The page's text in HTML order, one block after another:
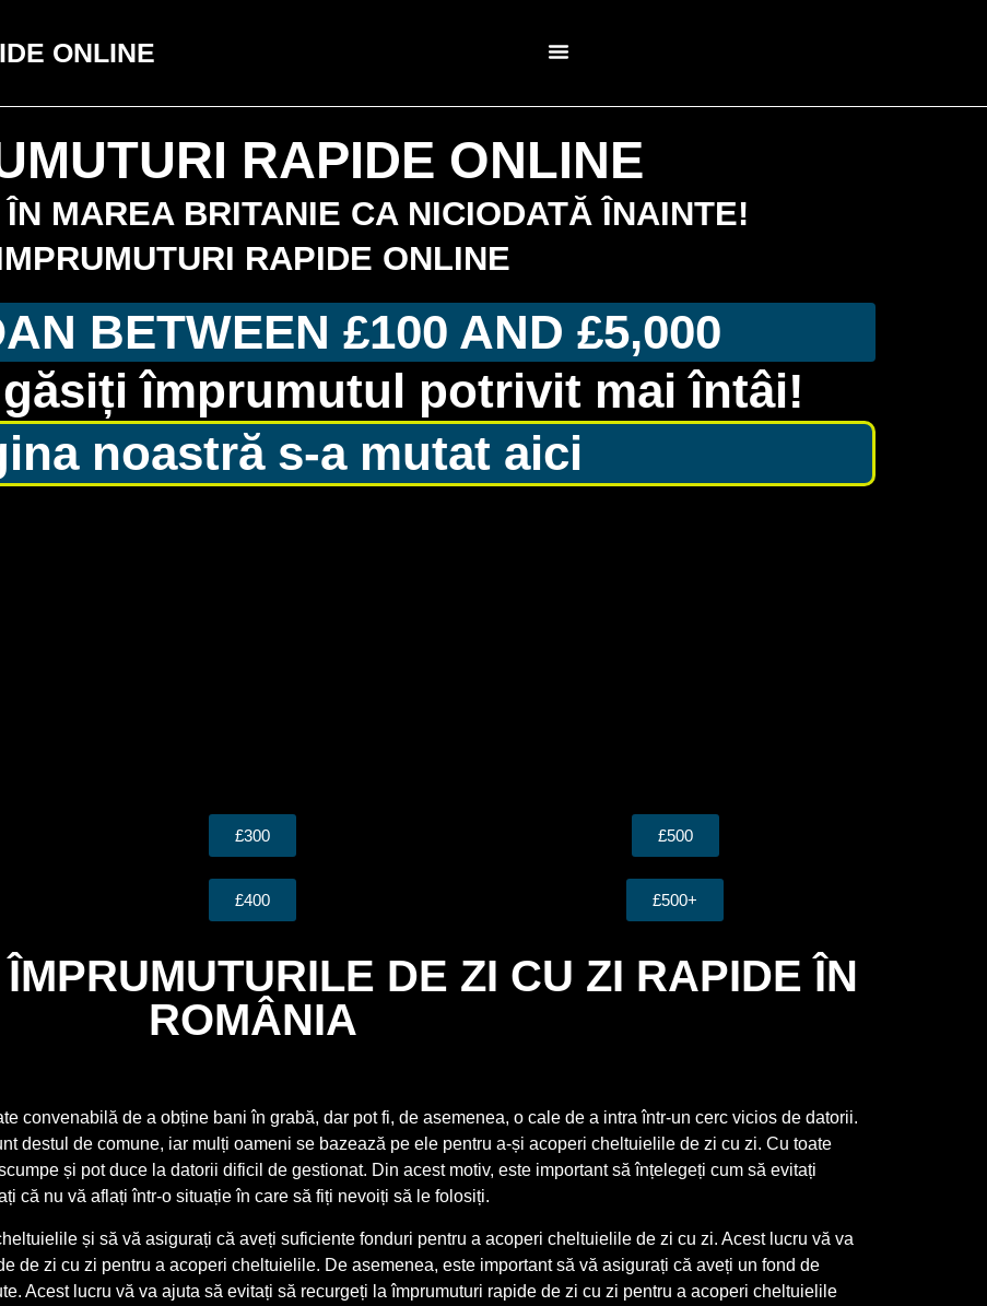
ONLINE
RAPIDE ONLINE
MAREA BRITANIE CA NICIODATĂ ÎNAINTE!
RAPIDE ONLINE
BETWEEN £100 AND £5,000
împrumutul potrivit mai întâi!
noastră s-a mutat aici
£300 £500
£400 £500+
DE ZI CU ZI RAPIDE ÎN
ROMÂNIA
convenabilă de a obține bani în grabă, dar pot fi, de asemenea, o cale de a intra într-un cerc vicios de datorii.
destul de comune, iar mulți oameni se bazează pe ele pentru a-și acoperi cheltuielile de zi cu zi. Cu toate
și pot duce la datorii dificil de gestionat. Din acest motiv, este important să înțelegeți cum să evitați
că nu vă aflați într-o situație în care să fiți nevoiți să le folosiți.
și să vă asigurați că aveți suficiente fonduri pentru a acoperi cheltuielile de zi cu zi. Acest lucru vă va
de zi cu zi pentru a acoperi cheltuielile. De asemenea, este important să vă asigurați că aveți un fond de
Acest lucru vă va ajuta să evitați să recurgeți la împrumuturi rapide de zi cu zi pentru a acoperi cheltuielile